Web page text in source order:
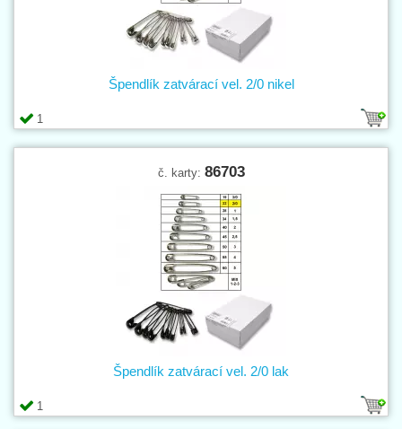
1
Špendlík zatvárací vel. 2/0 nikel
č. karty: 86703
1
Špendlík zatvárací vel. 2/0 lak